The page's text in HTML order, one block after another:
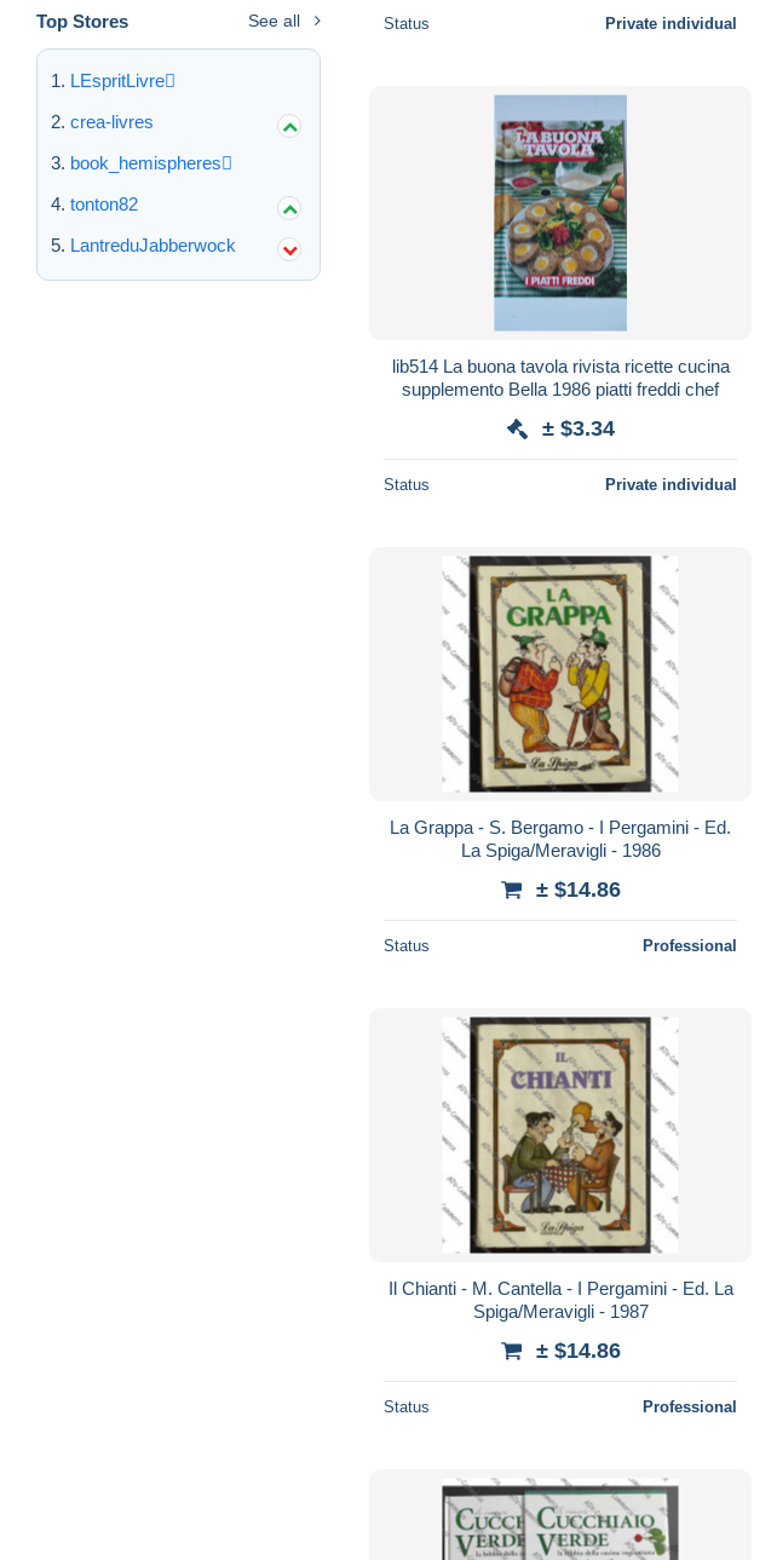
Top Stores See all
LEspritLivre
crea-livres
book_hemispheres
tonton82
LantreduJabberwock
Status Private individual
lib514 La buona tavola rivista ricette cucina
supplemento Bella 1986 piatti freddi chef
± $3.34
Status Private individual
La Grappa - S. Bergamo - I Pergamini - Ed.
La Spiga/Meravigli - 1986
± $14.86
Status Professional
Il Chianti - M. Cantella - I Pergamini - Ed. La
Spiga/Meravigli - 1987
± $14.86
Status Professional